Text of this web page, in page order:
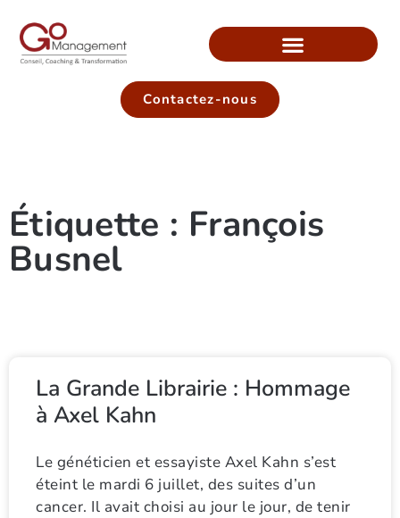
Contactez-nous
Étiquette : François
Busnel
La Grande Librairie : Hommage
à Axel Kahn
Le généticien et essayiste Axel Kahn s’est
éteint le mardi 6 juillet, des suites d’un
cancer. Il avait choisi au jour le jour, de tenir